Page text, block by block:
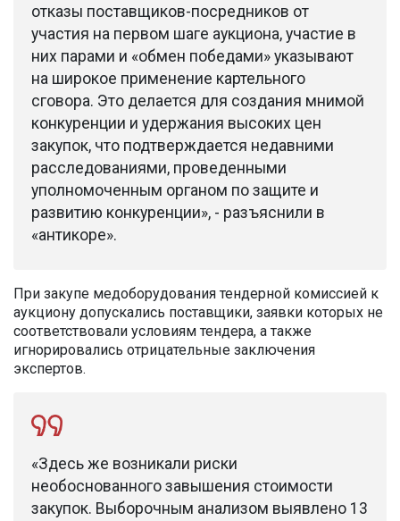
отказы поставщиков-посредников от
участия на первом шаге аукциона, участие в
них парами и «обмен победами» указывают
на широкое применение картельного
сговора. Это делается для создания мнимой
конкуренции и удержания высоких цен
закупок, что подтверждается недавними
расследованиями, проведенными
уполномоченным органом по защите и
развитию конкуренции», - разъяснили в
«антикоре».
При закупе медоборудования тендерной комиссией к
аукциону допускались поставщики, заявки которых не
соответствовали условиям тендера, а также
игнорировались отрицательные заключения
экспертов.
«Здесь же возникали риски
необоснованного завышения стоимости
закупок. Выборочным анализом выявлено 13